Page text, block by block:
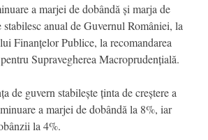
a marjei de dobândă și marja de
anual de Guvernul României, la
Finanțelor Publice, la recomandarea
Supravegherea Macroprudențială.
de guvern stabilește ținta de creștere a
a marjei de dobândă la 8%, iar
la 4%.